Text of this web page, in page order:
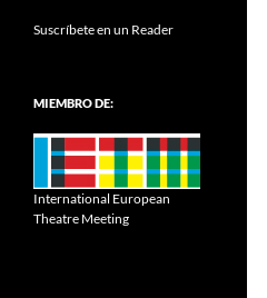
Suscríbete en un Reader
MIEMBRO DE:
International European
Theatre Meeting